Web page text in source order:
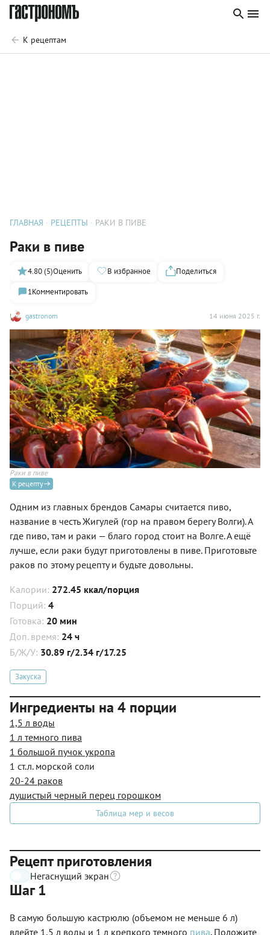
К рецептам
ГЛАВНАЯ РЕЦЕПТЫ РАКИ В ПИВЕ
Раки в пиве
gastronom 14 июня 2025 г.
4.80 (5)Оценить В избранное
Поделиться
1Комментировать
Раки в пиве
К рецепту
Одним из главных брендов Самары считается пиво,
название в честь Жигулей (гор на правом берегу Волги). А
где пиво, там и раки — благо город стоит на Волге. А ещё
лучше, если раки будут приготовлены в пиве. Приготовьте
раков по этому рецепту и будьте довольны.
Калории: 272.45 ккал/порция
Порций: 4
Готовка: 20 мин
Доп. время: 24 ч
Б/Ж/У: 30.89 г/2.34 г/17.25
Закуска
Ингредиенты на 4 порции
1,5 л воды
1 л темного пива
1 большой пучок укропа
1 ст.л. морской соли
20-24 раков
душистый черный перец горошком
Таблица мер и весов
Рецепт приготовления
Негаснущий экран
Шаг 1
В самую большую кастрюлю (объемом не меньше 6 л)
влейте 1,5 л воды и 1 л крепкого темного пива. Положите